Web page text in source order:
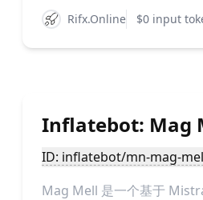
Rifx.Online $0 input
Inflatebot: Mag
ID: inflatebot/mn-mag-
Mag Mell 是一个基于